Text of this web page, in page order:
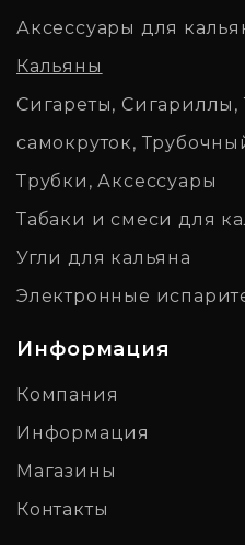
Аксессуары для
Кальяны
Сигареты, Сигариллы,
самокруток,
Трубки, Аксессуары
Табаки и смеси для
Угли для кальяна
Электронные
Информация
Компания
Информация
Магазины
Контакты